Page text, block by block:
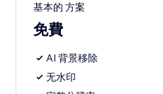
基本的 方案
免費
AI 背景移除
无水印